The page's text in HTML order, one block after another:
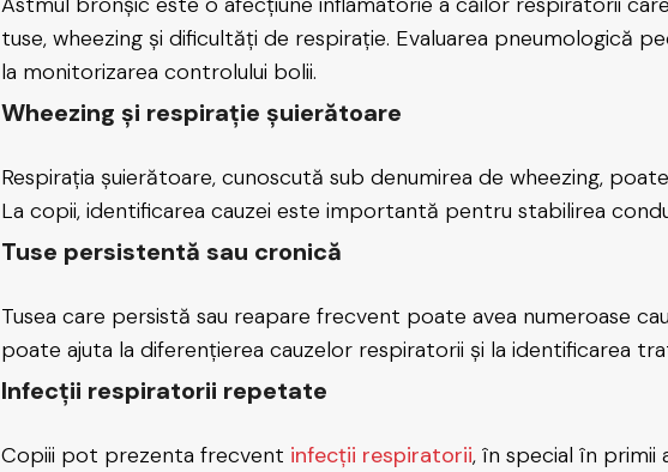
tuse, wheezing și dificultăți de respirație. Evaluarea pneumologică
la monitorizarea controlului bolii.
Wheezing și respirație șuierătoare
Respirația șuierătoare, cunoscută sub denumirea de wheezing,
La copii, identificarea cauzei este importantă pentru stabilirea
Tuse persistentă sau cronică
Tusea care persistă sau reapare frecvent poate avea numeroase
poate ajuta la diferențierea cauzelor respiratorii și la identificarea
Infecții respiratorii repetate
Copiii pot prezenta frecvent infecții respiratorii, în special în primii